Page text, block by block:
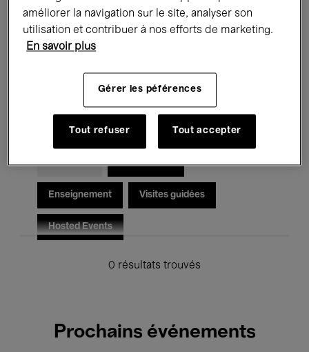
Expositions Films Performances
Rencontres & Débats
Musique classique Global Music
Musique électronique
Pour tous Kids’ Palace
Enseignement Visites guidées
Hosted Events
0 résultats trouvés
Prochains événements
améliorer la navigation sur le site, analyser son
utilisation et contribuer à nos efforts de marketing.
En savoir plus
Gérer les péférences
Tout refuser Tout accepter